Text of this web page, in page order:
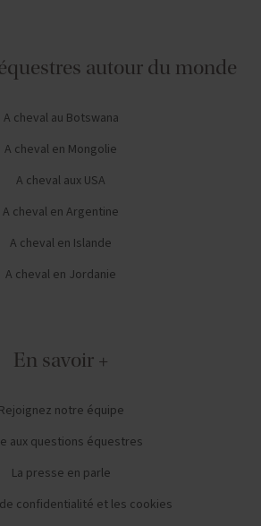
autour du monde
A cheval au Botswana
A cheval en Mongolie
A cheval aux USA
A cheval en Argentine
A cheval en Islande
A cheval en Jordanie
En savoir +
Rejoignez notre équipe
aux questions équestres
La presse en parle
confidentialité et les cookies